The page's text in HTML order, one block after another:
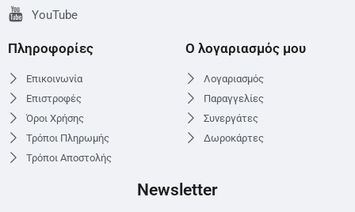
YouTube
Πληροφορίες
Επικοινωνία
Επιστροφές
Όροι Χρήσης
Τρόποι Πληρωμής
Τρόποι Αποστολής
Ο λογαριασμός μου
Λογαριασμός
Παραγγελίες
Συνεργάτες
Δωροκάρτες
Newsletter